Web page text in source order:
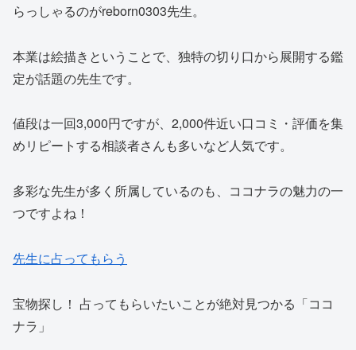
らっしゃるのがreborn0303先生。
本業は絵描きということで、独特の切り口から展開する鑑
定が話題の先生です。
値段は一回3,000円ですが、2,000件近い口コミ・評価を集
めリピートする相談者さんも多いなど人気です。
多彩な先生が多く所属しているのも、ココナラの魅力の一
つですよね！
先生に占ってもらう
宝物探し！ 占ってもらいたいことが絶対見つかる「ココ
ナラ」